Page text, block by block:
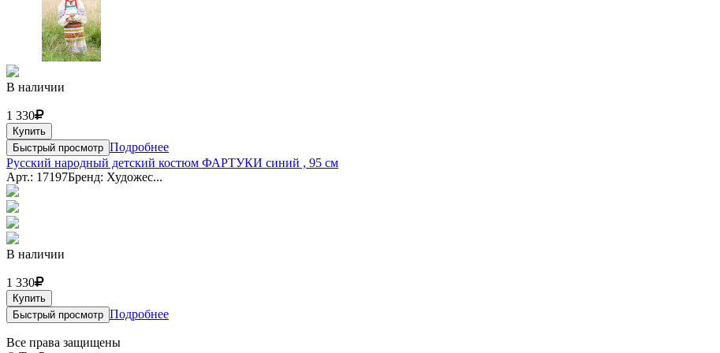
В наличии
1 330
Купить
Быстрый просмотр Подробнее
Русский народный детский костюм ФАРТУКИ синий , 95 см
Арт.: 17197Бренд: Художес...
В наличии
1 330
Купить
Быстрый просмотр Подробнее
Все права защищены